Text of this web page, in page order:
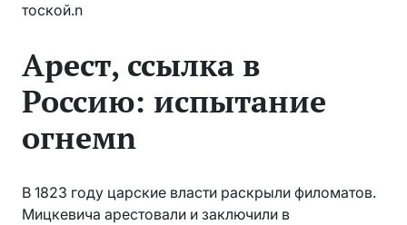
тоской.n
Арест, ссылка в
Россию: испытание
огнемn
В 1823 году царские власти раскрыли филоматов.
Мицкевича арестовали и заключили в